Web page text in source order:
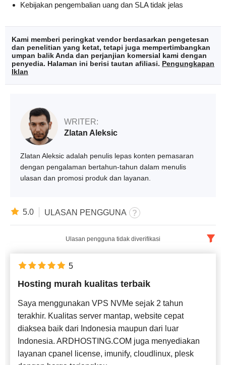
Kebijakan pengembalian uang dan SLA tidak jelas
Kami memberi peringkat vendor berdasarkan pengetesan
dan penelitian yang ketat, tetapi juga mempertimbangkan
umpan balik Anda dan perjanjian komersial kami dengan
penyedia. Halaman ini berisi tautan afiliasi. Pengungkapan
Iklan
WRITER:
Zlatan Aleksic
Zlatan Aleksic adalah penulis lepas konten pemasaran
dengan pengalaman bertahun-tahun dalam menulis
ulasan dan promosi produk dan layanan.
5.0 ULASAN PENGGUNA
Ulasan pengguna tidak diverifikasi
Terbaru
Hosting murah kualitas terbaik
Saya menggunakan VPS NVMe sejak 2 tahun
terakhir. Kualitas server mantap, website cepat
diaksea baik dari Indonesia maupun dari luar
Indonesia. ARDHOSTING.COM juga menyediakan
layanan cpanel license, imunify, cloudlinux, plesk
5